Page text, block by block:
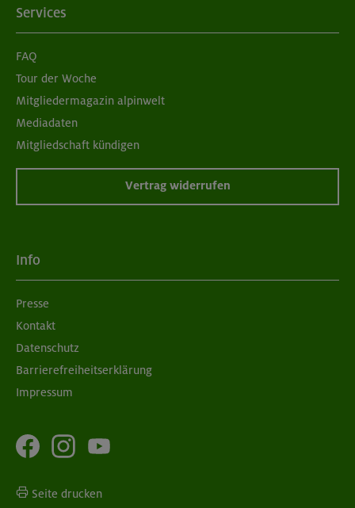
Services
FAQ
Tour der Woche
Mitgliedermagazin alpinwelt
Mediadaten
Mitgliedschaft kündigen
Vertrag widerrufen
Info
Presse
Kontakt
Datenschutz
Barrierefreiheitserklärung
Impressum
Seite drucken